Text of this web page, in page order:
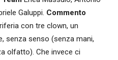
Galuppi. Commento
con tre clown, un
senza senso (senza mani,
olfatto). Che invece ci